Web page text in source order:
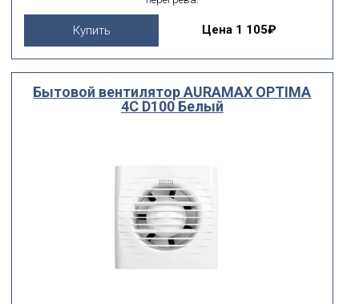
Купить Цена 1 105₽
Бытовой вентилятор AURAMAX OPTIMA
4C D100 Белый